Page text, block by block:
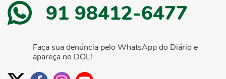
91 98412-6477
Faça sua denúncia pelo WhatsApp do Diário e
apareça no DOL!